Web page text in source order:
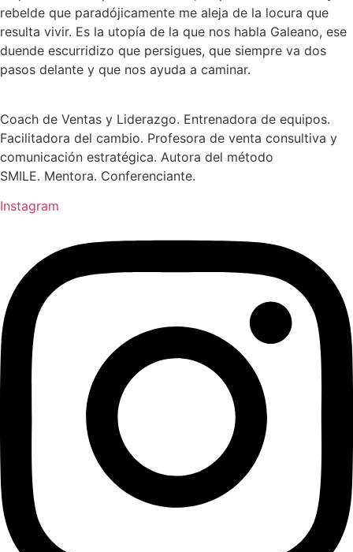
rebelde que paradójicamente me aleja de la locura que
resulta vivir. Es la utopía de la que nos habla Galeano, ese
duende escurridizo que persigues, que siempre va dos
pasos delante y que nos ayuda a caminar.
Coach de Ventas y Liderazgo. Entrenadora de equipos.
Facilitadora del cambio. Profesora de venta consultiva y
comunicación estratégica. Autora del método
SMILE. Mentora. Conferenciante.
Instagram